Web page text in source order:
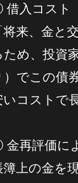
借入コス
将来、金と
ため、投資
）でこの債
いコストで
再評価に
簿上の金を